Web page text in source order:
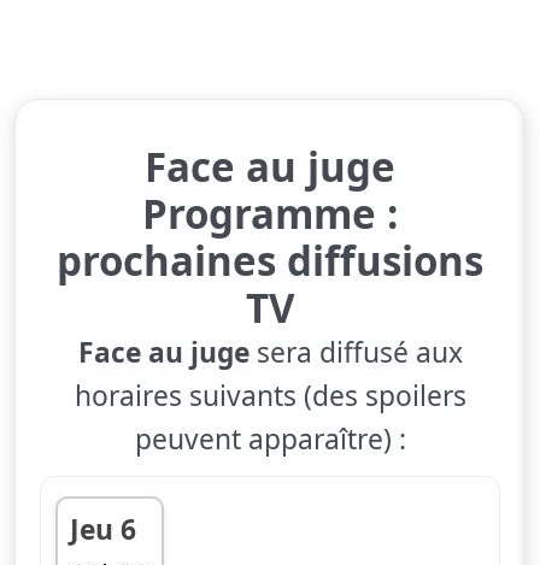
Face au juge
Programme :
prochaines diffusions
TV
Face au jugesera diffusé aux
horaires suivants (des spoilers
peuvent apparaître) :
Jeu 6